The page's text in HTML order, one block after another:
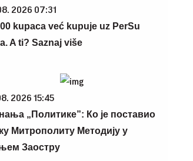
2026 07:31
kupaca već kupuje uz PerSu
A ti? Saznaj više
2026 15:45
„Политике”: Ко је поставио
Митрополиту Методију у
Заостру